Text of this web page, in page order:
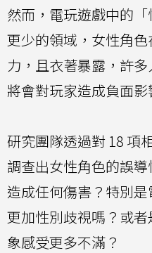
然而，電玩遊戲中的
更少的領域，女性角
力，且衣著暴露，許
將會對玩家造成負面影
研究團隊透過對 18 項
調查出女性角色的誤
造成任何傷害？特別
更加性別歧視嗎？或
象感受更多不滿？